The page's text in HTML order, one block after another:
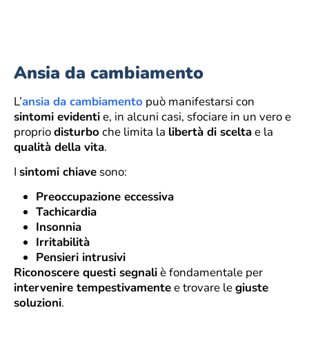
Ansia da cambiamento
L’ansia da cambiamento può manifestarsi con
sintomi evidentie, in alcuni casi, sfociare in un vero e
propriodisturboche limita la libertà di sceltae la
qualità della vita.
I sintomi chiave sono:
Preoccupazione eccessiva
Tachicardia
Insonnia
Irritabilità
Pensieri intrusivi
Riconoscere questi segnaliè fondamentale per
intervenire tempestivamentee trovare legiuste
soluzioni.